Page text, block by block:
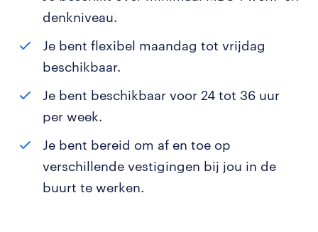
denkniveau.
Je bent flexibel maandag tot vrijdag
beschikbaar.
Je bent beschikbaar voor 24 tot 36 uur
per week.
Je bent bereid om af en toe op
verschillende vestigingen bij jou in de
buurt te werken.